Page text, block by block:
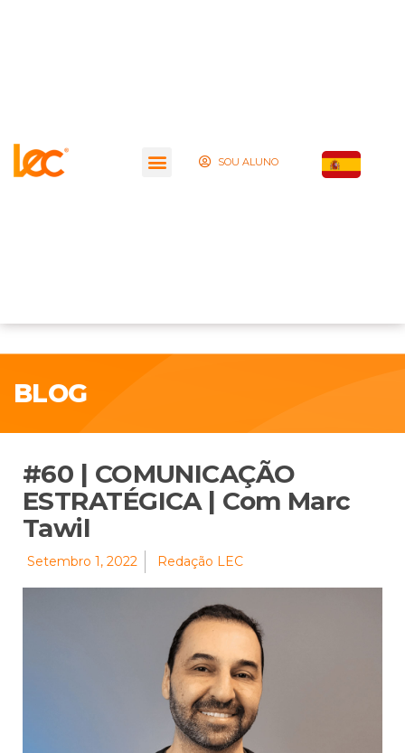
SOU ALUNO
BLOG
#60 | COMUNICAÇÃO
ESTRATÉGICA | Com Marc
Tawil
Setembro 1, 2022 Redação LEC